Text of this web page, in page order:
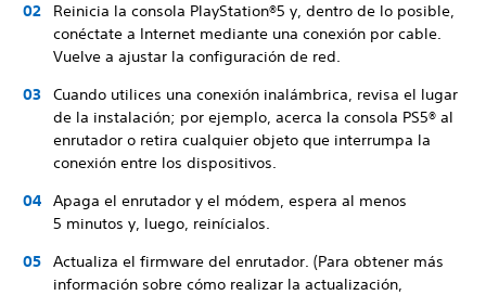
Reinicia la consola PlayStation®5 y, dentro de lo posible,
conéctate a Internet mediante una conexión por cable.
Vuelve a ajustar la configuración de red.
Cuando utilices una conexión inalámbrica, revisa el lugar
de la instalación; por ejemplo, acerca la consola PS5® al
enrutador o retira cualquier objeto que interrumpa la
conexión entre los dispositivos.
Apaga el enrutador y el módem, espera al menos
5 minutos y, luego, reinícialos.
Actualiza el firmware del enrutador. (Para obtener más
información sobre cómo realizar la actualización,